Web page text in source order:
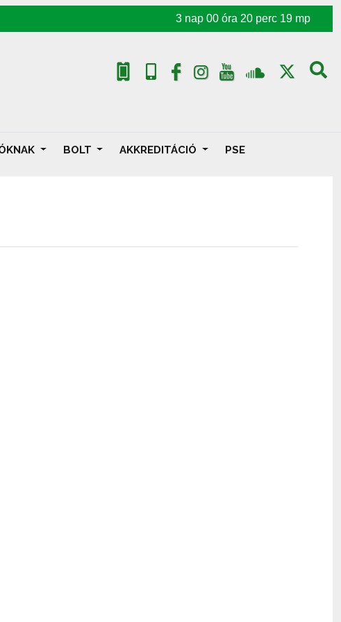
3 nap 00 óra 20 perc 18 mp
BOLT AKKREDITÁCIÓ PSE